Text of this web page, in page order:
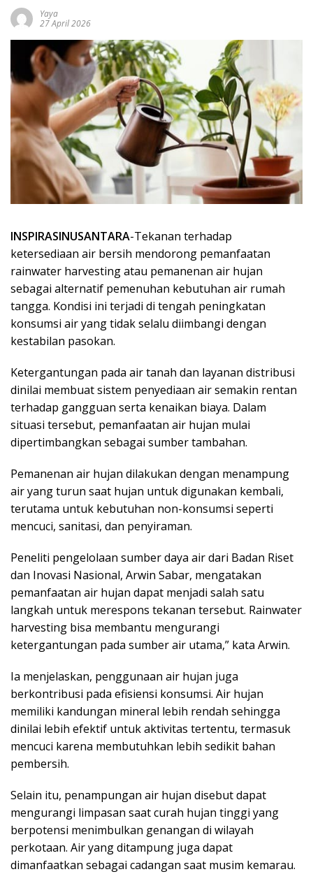
Yaya
27 April 2026
INSPIRASINUSANTARA-Tekanan terhadap
ketersediaan air bersih mendorong pemanfaatan
rainwater harvesting atau pemanenan air hujan
sebagai alternatif pemenuhan kebutuhan air rumah
tangga. Kondisi ini terjadi di tengah peningkatan
konsumsi air yang tidak selalu diimbangi dengan
kestabilan pasokan.
Ketergantungan pada air tanah dan layanan distribusi
dinilai membuat sistem penyediaan air semakin rentan
terhadap gangguan serta kenaikan biaya. Dalam
situasi tersebut, pemanfaatan air hujan mulai
dipertimbangkan sebagai sumber tambahan.
Pemanenan air hujan dilakukan dengan menampung
air yang turun saat hujan untuk digunakan kembali,
terutama untuk kebutuhan non-konsumsi seperti
mencuci, sanitasi, dan penyiraman.
Peneliti pengelolaan sumber daya air dari Badan Riset
dan Inovasi Nasional, Arwin Sabar, mengatakan
pemanfaatan air hujan dapat menjadi salah satu
langkah untuk merespons tekanan tersebut. Rainwater
harvesting bisa membantu mengurangi
ketergantungan pada sumber air utama,” kata Arwin.
Ia menjelaskan, penggunaan air hujan juga
berkontribusi pada efisiensi konsumsi. Air hujan
memiliki kandungan mineral lebih rendah sehingga
dinilai lebih efektif untuk aktivitas tertentu, termasuk
mencuci karena membutuhkan lebih sedikit bahan
pembersih.
Selain itu, penampungan air hujan disebut dapat
mengurangi limpasan saat curah hujan tinggi yang
berpotensi menimbulkan genangan di wilayah
perkotaan. Air yang ditampung juga dapat
dimanfaatkan sebagai cadangan saat musim kemarau.